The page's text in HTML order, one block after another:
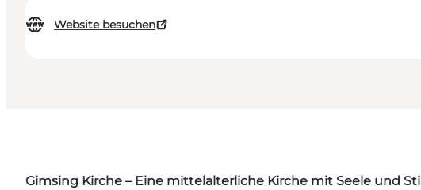
Website besuchen
Gimsing Kirche – Eine mittelalterliche Kirche mit Seele und Stil